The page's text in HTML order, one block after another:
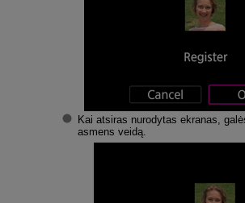
Kai atsiras nurodytas ekranas,
asmens veidą.